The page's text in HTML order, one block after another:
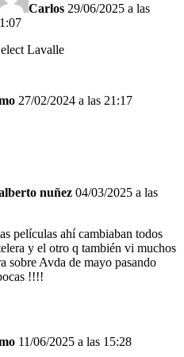
Carlos 29/06/2025 a las
Lavalle
27/02/2024 a las 21:17
nuñez 04/03/2025 a las
películas ahí cambiaban todos
y el otro q también vi muchos
sobre Avda de mayo pasando
!!!!
11/06/2025 a las 15:28